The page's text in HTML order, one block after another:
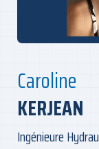
Caroline
KERJEAN
Ingénieure